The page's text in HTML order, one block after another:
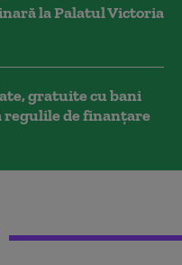
la Palatul Victoria
gratuite cu bani
regulile de finanțare